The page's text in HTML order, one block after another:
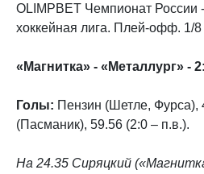
OLIMPBET Чемпионат России
хоккейная лига. Плей-офф. 1/
«Магнитка» - «Металлург» -
Голы: Пензин (Шетле, Фурса),
(Пасманик), 59.56 (2:0 – п.в.).
На 24.35 Сиряцкий